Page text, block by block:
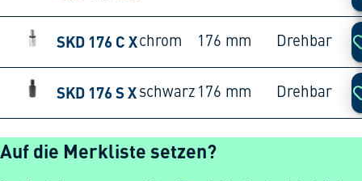
SKD 176 C Xchrom 176 mm Drehbar
SKD 176 S X schwarz 176 mm Drehbar
Auf die Merkliste setzen?